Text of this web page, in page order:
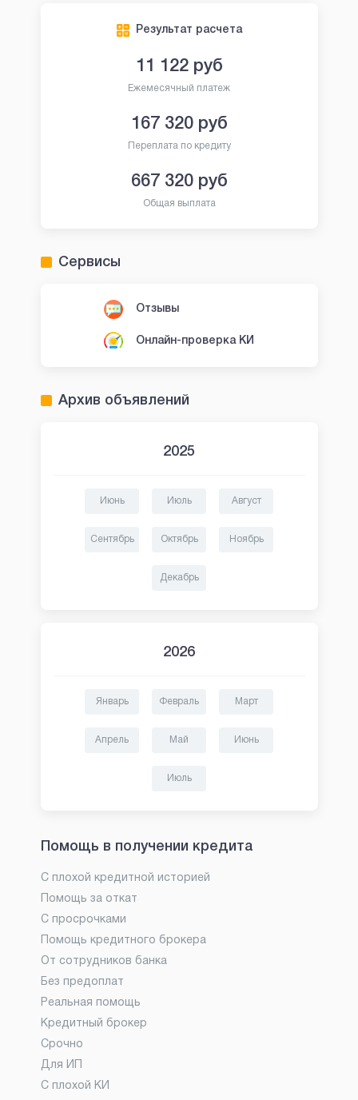
Результат расчета
11 122руб
Ежемесячный платеж
167 320руб
Переплата по кредиту
667 320руб
Общая выплата
Сервисы
Отзывы
Онлайн-проверка КИ
Архив объявлений
2025
Июнь Июль Август
Сентябрь Октябрь Ноябрь
Декабрь
2026
Январь Февраль Март
Апрель Май Июнь
Июль
Помощь в получении кредита
С плохой кредитной историей
Помощь за откат
С просрочками
Помощь кредитного брокера
От сотрудников банка
Без предоплат
Реальная помощь
Кредитный брокер
Срочно
Для ИП
С плохой КИ